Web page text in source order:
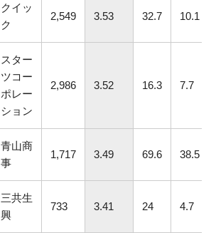
クイッ
ク
2,549 3.53 32.7 10.1
スター
ツコー
ポレー
ション
2,986 3.52 16.3 7.7
青山商
事
1,717 3.49 69.6 38.5
三共生
興
733 3.41 24 4.7